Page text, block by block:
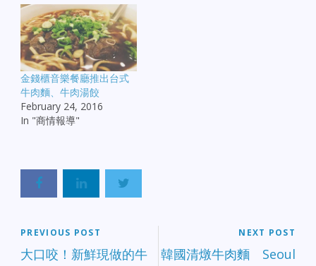
金錢櫃音樂餐廳推出台式
牛肉麵、牛肉湯餃
February 24, 2016
In "商情報導"
PREVIOUS POST
大口咬！新鮮現做的牛
NEXT POST
韓國清燉牛肉麵 Seoul